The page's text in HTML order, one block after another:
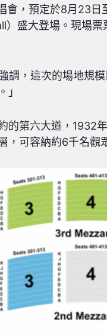
會，預定於8月23
）盛大登場。現場
調，這次的場地規
」
的第六大道，1932
，可容納約6千名觀